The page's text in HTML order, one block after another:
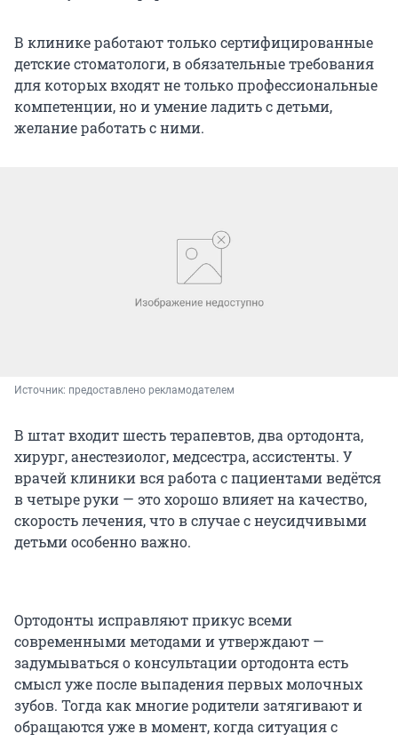
В клинике работают только сертифицированные
детские стоматологи, в обязательные требования
для которых входят не только профессиональные
компетенции, но и умение ладить с детьми,
желание работать с ними.
Источник: предоставлено рекламодателем
В штат входит шесть терапевтов, два ортодонта,
хирург, анестезиолог, медсестра, ассистенты. У
врачей клиники вся работа с пациентами ведётся
в четыре руки — это хорошо влияет на качество,
скорость лечения, что в случае с неусидчивыми
детьми особенно важно.
Ортодонты исправляют прикус всеми
современными методами и утверждают —
задумываться о консультации ортодонта есть
смысл уже после выпадения первых молочных
зубов. Тогда как многие родители затягивают и
обращаются уже в момент, когда ситуация с